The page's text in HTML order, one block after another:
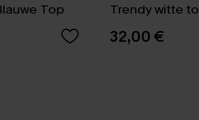
Top Trendy witte
32,00 €